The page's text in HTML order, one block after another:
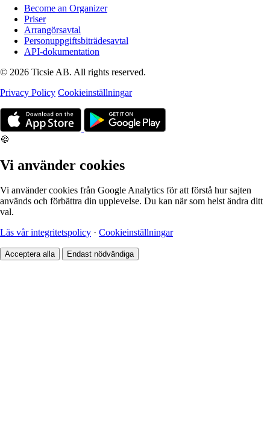
Become an Organizer
Priser
Arrangörsavtal
Personuppgiftsbiträdesavtal
API-dokumentation
© 2026 Ticsie AB. All rights reserved.
Privacy Policy Cookieinställningar
🍪
Vi använder cookies
Vi använder cookies från Google Analytics för att förstå hur sajten
används och förbättra din upplevelse. Du kan när som helst ändra ditt
val.
Läs vår integritetspolicy · Cookieinställningar
Acceptera alla Endast nödvändiga